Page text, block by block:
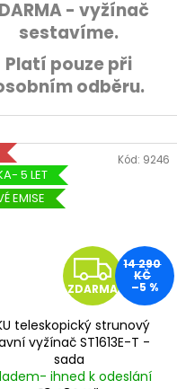
- vyžínač
sestavíme.
Platí pouze při
odběru.
5 LET
EMISE
Z
D
A
ZDARMA
14 290
KČ
–5 %
teleskopický strunový
vyžínač ST1613E-T -
sada
ihned k odeslání
Kód: 9246